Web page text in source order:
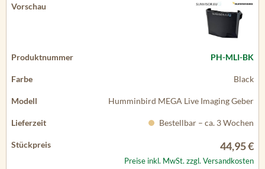
PH-MLI-BK
Black
Humminbird MEGA Live Imaging Geber
Bestellbar – ca. 3 Wochen
44,95 €
Preise inkl. MwSt. zzgl. Versandkosten